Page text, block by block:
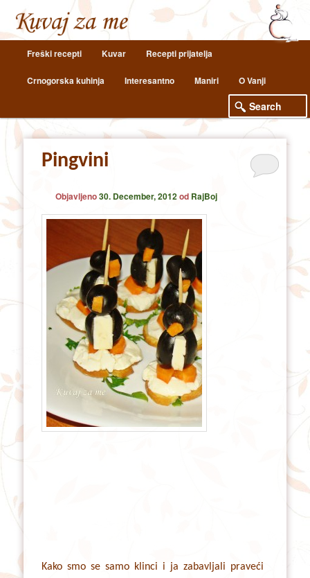
Skip
to
primary
Skip
to
secondary
Freški recepti Kuvar Recepti prijatelja
Crnogorska kuhinja Interesantno Maniri O Vanji
Pingvini
Objavljeno30. December, 2012od RajBoj
Kako smo se samo klinci i ja zabavljali praveći